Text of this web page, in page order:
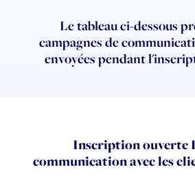
Le tableau ci-dessous
campagnes de
envoyées pendant
Inscription ouverte
communication avec les